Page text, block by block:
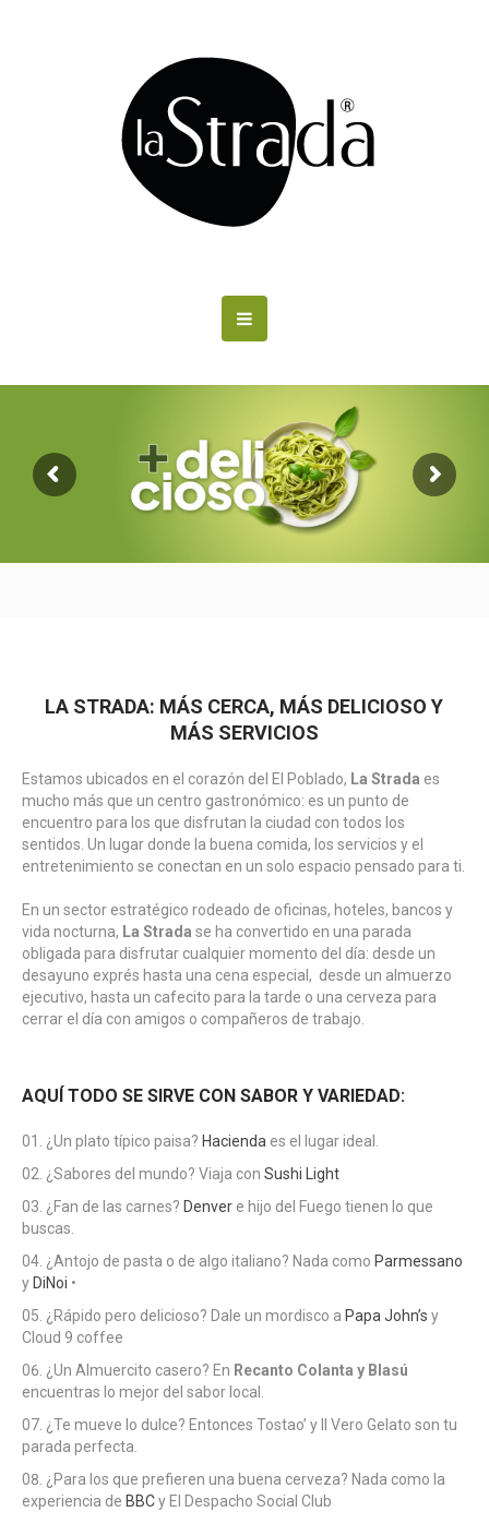
LA STRADA: MÁS CERCA, MÁS DELICIOSO Y
MÁS SERVICIOS
Estamos ubicados en el corazón del El Poblado, La Strada es
mucho más que un centro gastronómico: es un punto de
encuentro para los que disfrutan la ciudad con todos los
sentidos. Un lugar donde la buena comida, los servicios y el
entretenimiento se conectan en un solo espacio pensado para ti.
En un sector estratégico rodeado de oficinas, hoteles, bancos y
vida nocturna, La Strada se ha convertido en una parada
obligada para disfrutar cualquier momento del día: desde un
desayuno exprés hasta una cena especial, desde un almuerzo
ejecutivo, hasta un cafecito para la tarde o una cerveza para
cerrar el día con amigos o compañeros de trabajo.
AQUÍ TODO SE SIRVE CON SABOR Y VARIEDAD:
¿Un plato típico paisa? Hacienda es el lugar ideal.
¿Sabores del mundo? Viaja con Sushi Light
¿Fan de las carnes? Denvere hijo del Fuego tienen lo que
buscas.
¿Antojo de pasta o de algo italiano? Nada como Parmessano
y DiNoi •
¿Rápido pero delicioso? Dale un mordisco a Papa John’s y
Cloud 9 coffee
¿Un Almuercito casero? En Recanto Colanta y Blasú
encuentras lo mejor del sabor local.
¿Te mueve lo dulce? Entonces Tostao’ y II Vero Gelato son tu
parada perfecta.
¿Para los que prefieren una buena cerveza? Nada como la
experiencia de BBCy El Despacho Social Club